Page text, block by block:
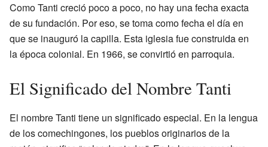
Como Tanti creció poco a poco, no hay una fecha exacta
de su fundación. Por eso, se toma como fecha el día en
que se inauguró la capilla. Esta iglesia fue construida en
la época colonial. En 1966, se convirtió en parroquia.
El Significado del Nombre Tanti
El nombre Tanti tiene un significado especial. En la lengua
de los comechingones, los pueblos originarios de la